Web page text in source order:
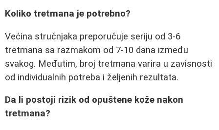
Koliko tretmana je potrebno?
Većina stručnjaka preporučuje seriju od 3-6
tretmana sa razmakom od 7-10 dana između
svakog. Međutim, broj tretmana varira u zavisnosti
od individualnih potreba i željenih rezultata.
Da li postoji rizik od opuštene kože nakon
tretmana?